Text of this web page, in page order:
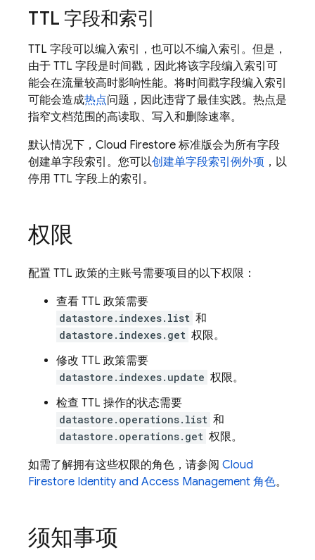
TTL 字段和索引
TTL 字段可以编入索引，也可以不编入索引。但是，
由于 TTL 字段是时间戳，因此将该字段编入索引可
能会在流量较高时影响性能。将时间戳字段编入索引
可能会造成热点问题，因此违背了最佳实践。热点是
指窄文档范围的高读取、写入和删除速率。
默认情况下， Cloud Firestore 标准版会为所有字段
创建单字段索引。您可以创建单字段索引例外项 ，以
停用 TTL 字段上的索引。
权限
配置 TTL 政策的主账号需要项目的以下权限：
查看 TTL 政策需要
datastore.indexes.list 和
datastore.indexes.get 权限。
修改 TTL 政策需要
datastore.indexes.update 权限。
检查 TTL 操作的状态需要
datastore.operations.list 和
datastore.operations.get 权限。
如需了解拥有这些权限的角色，请参阅 Cloud
Firestore Identity and Access Management 角色。
须知事项